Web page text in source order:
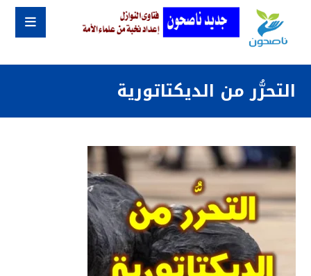
التحرُّر من الديكتاتورية